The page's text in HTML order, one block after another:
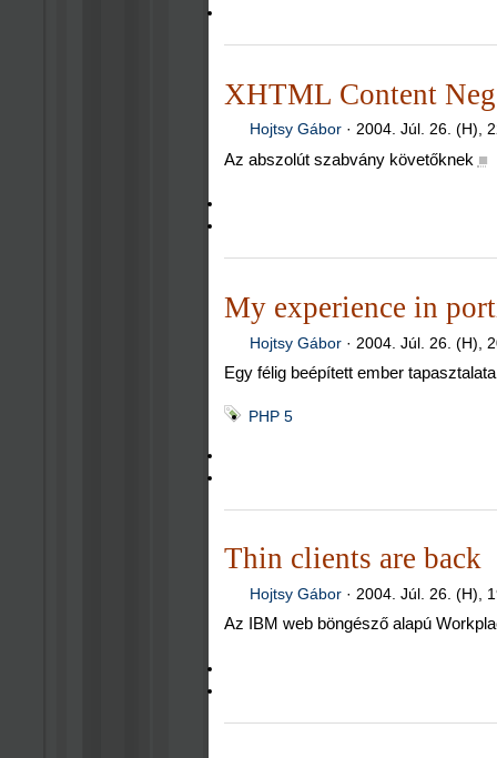
XHTML Content
Hojtsy Gábor ·2004. Júl. 26. (H),
Az abszolút szabvány követőknek ■
My experience in
Hojtsy Gábor · 2004. Júl. 26. (H),
Egy félig beépített ember
PHP 5
Thin clients are back
Hojtsy Gábor · 2004. Júl. 26. (H),
Az IBM web böngésző alapú